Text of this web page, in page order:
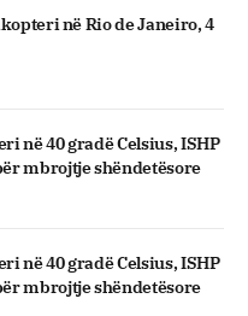
në Rio de Janeiro, 4
në 40 gradë Celsius, ISHP
mbrojtje shëndetësore
në 40 gradë Celsius, ISHP
mbrojtje shëndetësore